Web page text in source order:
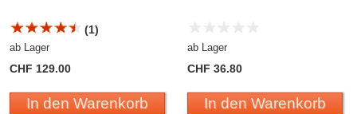
(1)
ab Lager
CHF 129.00
In den Warenkorb
ab Lager
CHF 36.80
In den Warenkorb